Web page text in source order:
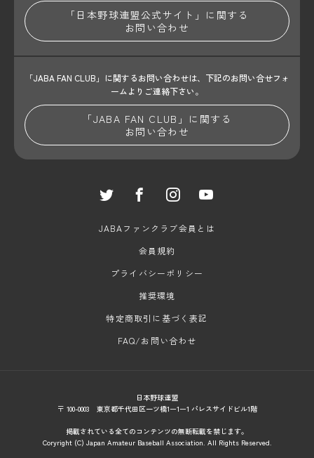
「日本野球連盟公式サイト」に関する
お問い合わせ
「JABA FAN CLUB」に関するお問い合わせは、 下記のお問い合せフォ
ームよりご連絡下さい。
「JABA FAN CLUB」に関する
お問い合わせ
JABAファンクラブ会員とは
会員規約
プライバシーポリシー
推奨環境
特定商取引に基づく表記
FAQ/お問い合わせ
日本野球連盟
〒 100-0003 東京都千代田区一ツ橋1ー1ー1 パレスサイドビル1階
掲載されている全てのコンテンツの無断転載を禁じます。
Coryright (C) Japan Amateur Baseball Association. All Rights Reserved.